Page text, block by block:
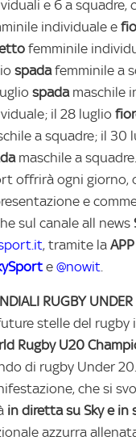
e 6 a squadre,
individuale e
femminile
spadafemminile a
spadamaschile
il 28 luglio
a squadre; il 30
maschile a
offrirà ogni giorno,
e
sul canale all news
, tramite la
e @nowit.
RUGBY
stelle del
Rugby U20
di rugby Under
che si
in diretta su Sky e in
azzurra